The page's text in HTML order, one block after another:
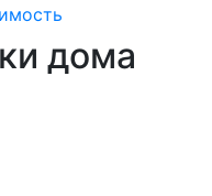
дома